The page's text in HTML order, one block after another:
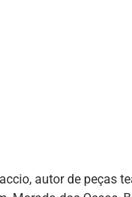
autor de peças